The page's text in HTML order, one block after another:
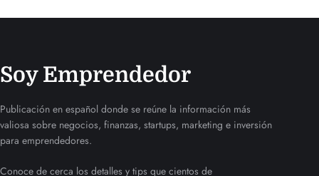
Soy Emprendedor
Publicación en español donde se reúne la información más
valiosa sobre negocios, finanzas, startups, marketing e inversión
para emprendedores.
Conoce de cerca los detalles y tips que cientos de